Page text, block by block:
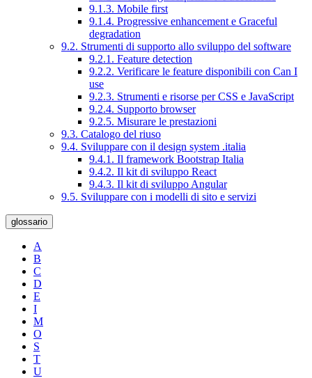
9.1.3. Mobile first
9.1.4. Progressive enhancement e Graceful
degradation
9.2. Strumenti di supporto allo sviluppo del software
9.2.1. Feature detection
9.2.2. Verificare le feature disponibili con Can I
use
9.2.3. Strumenti e risorse per CSS e JavaScript
9.2.4. Supporto browser
9.2.5. Misurare le prestazioni
9.3. Catalogo del riuso
9.4. Sviluppare con il design system .italia
9.4.1. Il framework Bootstrap Italia
9.4.2. Il kit di sviluppo React
9.4.3. Il kit di sviluppo Angular
9.5. Sviluppare con i modelli di sito e servizi
glossario
A
B
C
D
E
I
M
O
S
T
U